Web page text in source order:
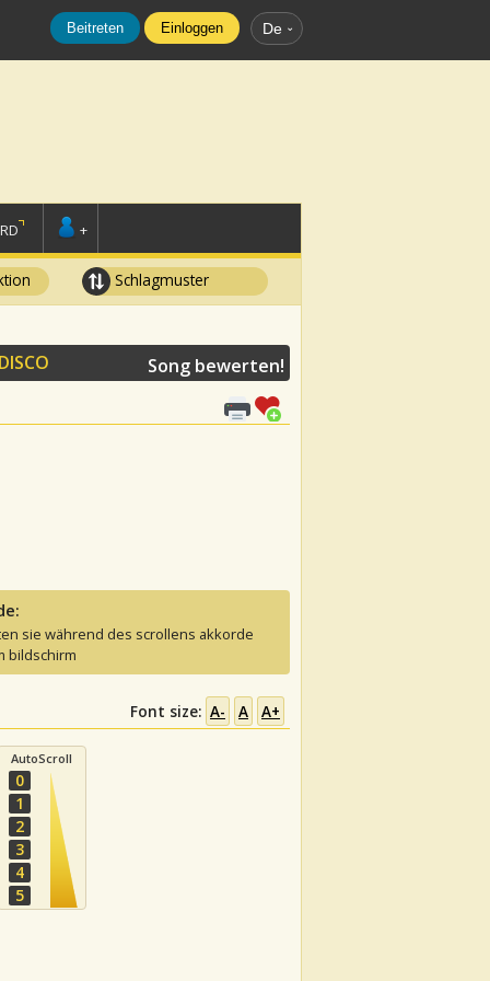
Beitreten Einloggen De
+
Schlagmuster
Song bewerten!
sie während des scrollens akkorde
bildschirm
Font size: A- A A+
AutoScroll
0
1
2
3
4
5